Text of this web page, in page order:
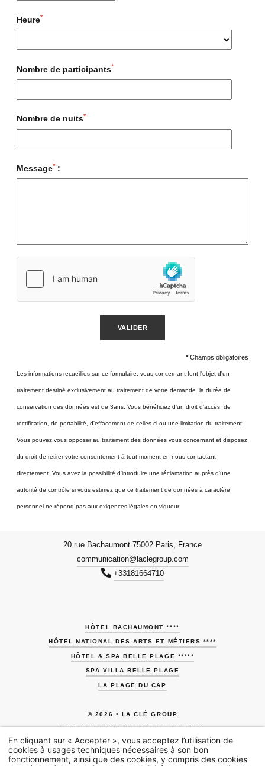
Heure*
Nombre de participants*
Nombre de nuits*
Message* :
VALIDER
*Champs obligatoires
Les informations recueillies sur ce formulaire, vous concernant font l'objet d'un
traitement destiné exclusivement au traitement de votre demande. la durée de
conservation des données est de 3ans. Vous bénéficiez d'un droit d'accès, de
rectification, de portabilité, d'effacement de celles-ci ou une limitation du traitement.
Vous pouvez vous opposer au traitement des données vous concernant et disposez
du droit de retirer votre consentement à tout moment en nous contactant
directement. Vous avez la possibilité d'introduire une réclamation auprès d'une
autorité de contrôle si vous estimez que ce traitement de données à caractère
personnel ne répond pas aux exigences légales en vigueur.
HÔTEL BACHAUMONT ****
HÔTEL NATIONAL DES ARTS ET MÉTIERS ****
HÔTEL & SPA BELLE PLAGE *****
SPA VILLA BELLE PLAGE
LA PLAGE DU CAP
20 rue Bachaumont 75002 Paris, France
communication@laclegroup.com
+33181664710
© 2026 • LA CLÉ GROUP
DESIGNED WITHHAPIBYMMCREATION.
MENTIONS LÉGALES•COOKIES•RECRUTEMENT
En cliquant sur « Accepter », vous acceptez l’utilisation de
cookies à usages techniques nécessaires à son bon
fonctionnement, ainsi que des cookies, y compris des cookies